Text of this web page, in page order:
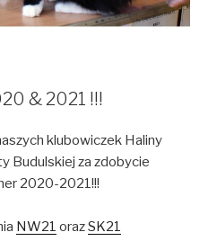
& 2021 !!!
klubowiczek Haliny
Budulskiej za zdobycie
2020-2021!!!
NW21 orazSK21